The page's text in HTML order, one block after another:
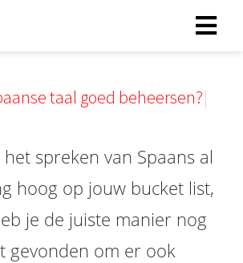
aansetaal goed beheersen?
spreken van Spaans al
hoog op jouw bucket list,
je de juiste manier nog
gevonden om er ook